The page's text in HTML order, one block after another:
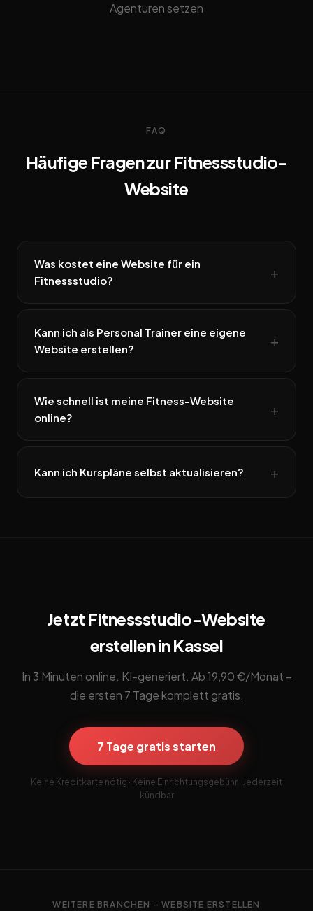
Agenturen setzen
FAQ
Häufige Fragen zur Fitnessstudio-
Website
Was kostet eine Website für ein
Fitnessstudio?
Kann ich als Personal Trainer eine eigene
Website erstellen?
Wie schnell ist meine Fitness-Website
online?
Kann ich Kurspläne selbst aktualisieren?
Jetzt Fitnessstudio-Website
erstellen in Kassel
In 3 Minuten online. KI-generiert. Ab 19,90 €/Monat –
die ersten 7 Tage komplett gratis.
7 Tage gratis starten
Keine Kreditkarte nötig · Keine Einrichtungsgebühr · Jederzeit
kündbar
WEITERE BRANCHEN – WEBSITE ERSTELLEN